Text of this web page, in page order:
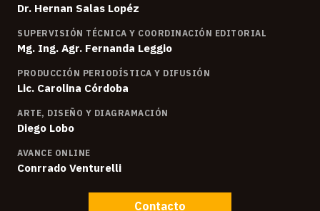
Dr. Hernan Salas Lopéz
SUPERVISIÓN TÉCNICA Y COORDINACIÓN EDITORIAL
Mg. Ing. Agr. Fernanda Leggio
PRODUCCIÓN PERIODÍSTICA Y DIFUSIÓN
Lic. Carolina Córdoba
ARTE, DISEÑO Y DIAGRAMACIÓN
Diego Lobo
AVANCE ONLINE
Conrrado Venturelli
Contacto